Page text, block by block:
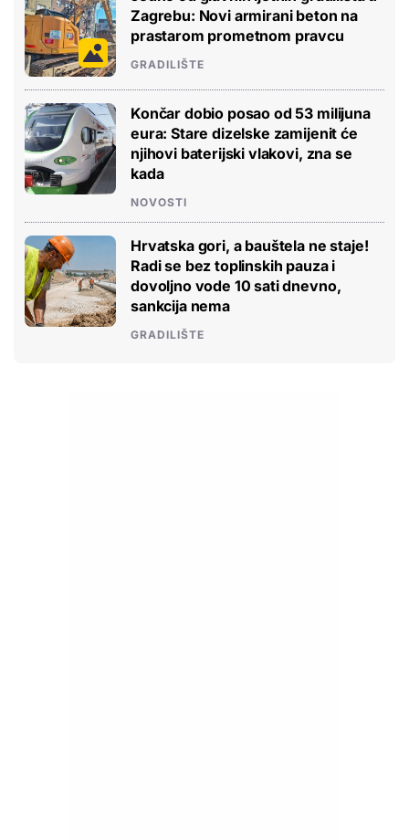
Zagrebu: Novi armirani beton na
prastarom prometnom pravcu
GRADILIŠTE
Končar dobio posao od 53 milijuna
eura: Stare dizelske zamijenit će
njihovi baterijski vlakovi, zna se
kada
NOVOSTI
Hrvatska gori, a bauštela ne staje!
Radi se bez toplinskih pauza i
dovoljno vode 10 sati dnevno,
sankcija nema
GRADILIŠTE